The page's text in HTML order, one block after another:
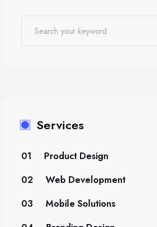
Services
01
Product Design
02
Web Development
03
Mobile Solutions